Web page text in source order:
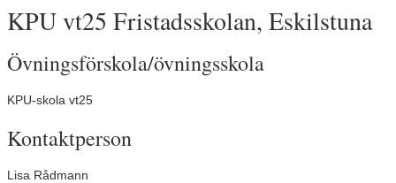
KPU vt25 Fristadsskolan, Eskilstuna
Övningsförskola/övningsskola
KPU-skola vt25
Kontaktperson
Lisa Rådmann